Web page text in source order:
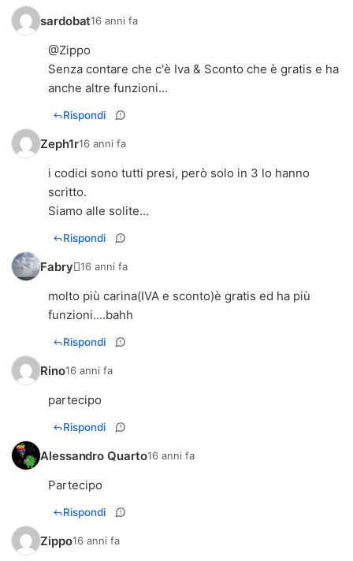
sardobat16 anni fa
@Zippo
Senza contare che c'è Iva & Sconto che è gratis e ha
anche altre funzioni...
Rispondi
Zeph1r16 anni fa
i codici sono tutti presi, però solo in 3 lo hanno
scritto.
Siamo alle solite...
Rispondi
Fabry16 anni fa
molto più carina(IVA e sconto)è gratis ed ha più
funzioni....bahh
Rispondi
Rino16 anni fa
partecipo
Rispondi
Alessandro Quarto16 anni fa
Partecipo
Rispondi
Zippo16 anni fa